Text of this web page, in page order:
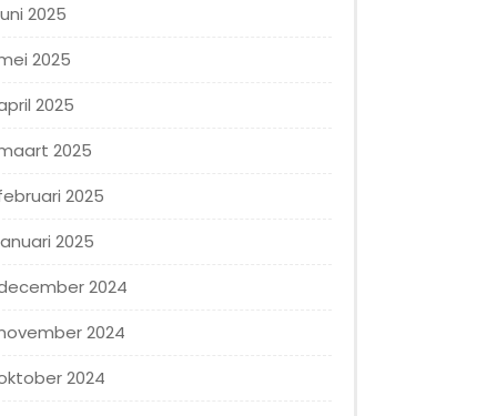
2025
2025
2025
2025
2025
2025
2024
2024
2024